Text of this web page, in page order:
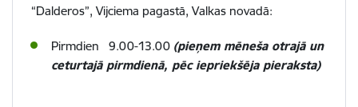
“Dalderos”, Vijciema pagastā, Valkas novadā:
Pirmdien 9.00-13.00 (pieņem mēneša otrajā un
ceturtajā pirmdienā, pēc iepriekšēja pieraksta)